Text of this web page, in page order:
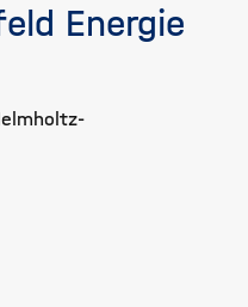
Energie